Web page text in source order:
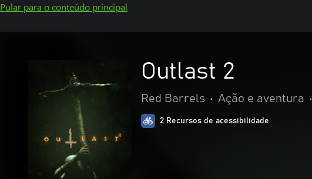
Pular para o conteúdo principal
Outlast 2
Red Barrels • Ação e aventura •
2 Recursos de acessibilidade